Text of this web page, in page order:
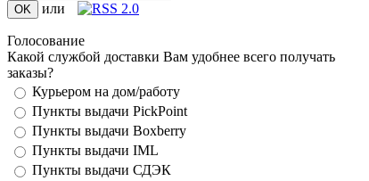
или
Голосование
Какой службой доставки Вам удобнее всего получать
заказы?
Курьером на дом/работу
Пункты выдачи PickPoint
Пункты выдачи Boxberry
Пункты выдачи IML
Пункты выдачи СДЭК